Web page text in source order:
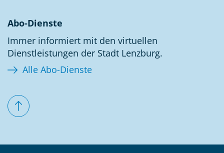
Abo-Dienste
Immer informiert mit den virtuellen
Dienstleistungen der Stadt Lenzburg.
Alle Abo-Dienste